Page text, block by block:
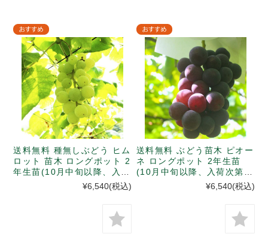
送料無料 種無しぶどう ヒム
ロット 苗木 ロングポット 2
年生苗(10月中旬以降、入荷
¥6,540(税込)
送料無料 ぶどう苗木 ピオー
ネ ロングポット 2年生苗
(10月中旬以降、入荷次第発
¥6,540(税込)